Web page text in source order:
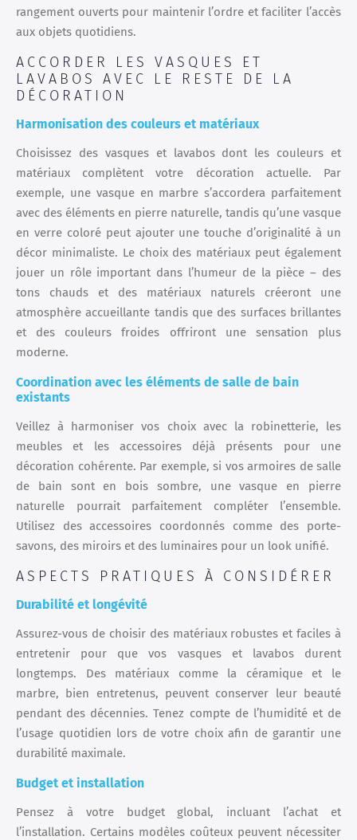
rangement ouverts pour maintenir l’ordre et faciliter l’accès
aux objets quotidiens.
ACCORDER LES VASQUES ET
LAVABOS AVEC LE RESTE DE LA
DÉCORATION
Harmonisation des couleurs et matériaux
Choisissez des vasques et lavabos dont les couleurs et
matériaux complètent votre décoration actuelle. Par
exemple, une vasque en marbre s’accordera parfaitement
avec des éléments en pierre naturelle, tandis qu’une vasque
en verre coloré peut ajouter une touche d’originalité à un
décor minimaliste. Le choix des matériaux peut également
jouer un rôle important dans l’humeur de la pièce – des
tons chauds et des matériaux naturels créeront une
atmosphère accueillante tandis que des surfaces brillantes
et des couleurs froides offriront une sensation plus
moderne.
Coordination avec les éléments de salle de bain
existants
Veillez à harmoniser vos choix avec la robinetterie, les
meubles et les accessoires déjà présents pour une
décoration cohérente. Par exemple, si vos armoires de salle
de bain sont en bois sombre, une vasque en pierre
naturelle pourrait parfaitement compléter l’ensemble.
Utilisez des accessoires coordonnés comme des porte-
savons, des miroirs et des luminaires pour un look unifié.
ASPECTS PRATIQUES À CONSIDÉRER
Durabilité et longévité
Assurez-vous de choisir des matériaux robustes et faciles à
entretenir pour que vos vasques et lavabos durent
longtemps. Des matériaux comme la céramique et le
marbre, bien entretenus, peuvent conserver leur beauté
pendant des décennies. Tenez compte de l’humidité et de
l’usage quotidien lors de votre choix afin de garantir une
durabilité maximale.
Budget et installation
Pensez à votre budget global, incluant l’achat et
l’installation. Certains modèles coûteux peuvent nécessiter